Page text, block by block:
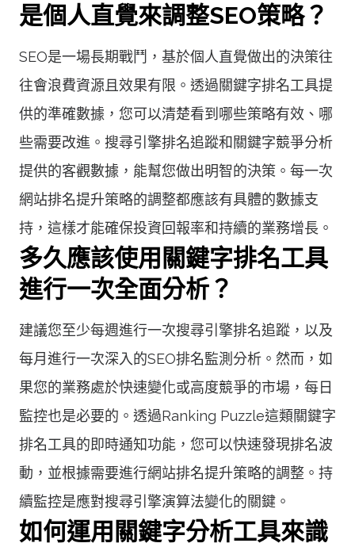
是個人直覺來調整SEO策略？
SEO是一場長期戰鬥，基於個人直覺做出的決策往
往會浪費資源且效果有限。透過關鍵字排名工具提
供的準確數據，您可以清楚看到哪些策略有效、哪
些需要改進。搜尋引擎排名追蹤和關鍵字競爭分析
提供的客觀數據，能幫您做出明智的決策。每一次
網站排名提升策略的調整都應該有具體的數據支
持，這樣才能確保投資回報率和持續的業務增長。
多久應該使用關鍵字排名工具
進行一次全面分析？
建議您至少每週進行一次搜尋引擎排名追蹤，以及
每月進行一次深入的SEO排名監測分析。然而，如
果您的業務處於快速變化或高度競爭的市場，每日
監控也是必要的。透過Ranking Puzzle這類關鍵字
排名工具的即時通知功能，您可以快速發現排名波
動，並根據需要進行網站排名提升策略的調整。持
續監控是應對搜尋引擎演算法變化的關鍵。
如何運用關鍵字分析工具來識